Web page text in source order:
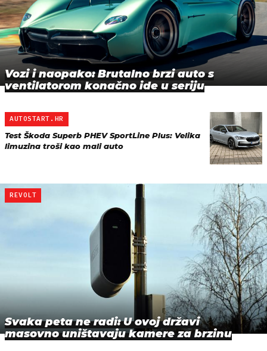
Vozi i naopako: Brutalno brzi auto s
ventilatorom konačno ide u seriju
AUTOSTART.HR
Test Škoda Superb PHEV SportLine Plus: Velika
limuzina troši kao mali auto
REVOLT
Svaka peta ne radi: U ovoj državi
masovno uništavaju kamere za brzinu